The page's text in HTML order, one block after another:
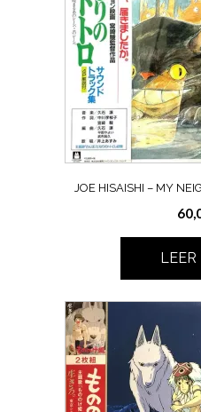
JOE HISAISHI – MY
LEER